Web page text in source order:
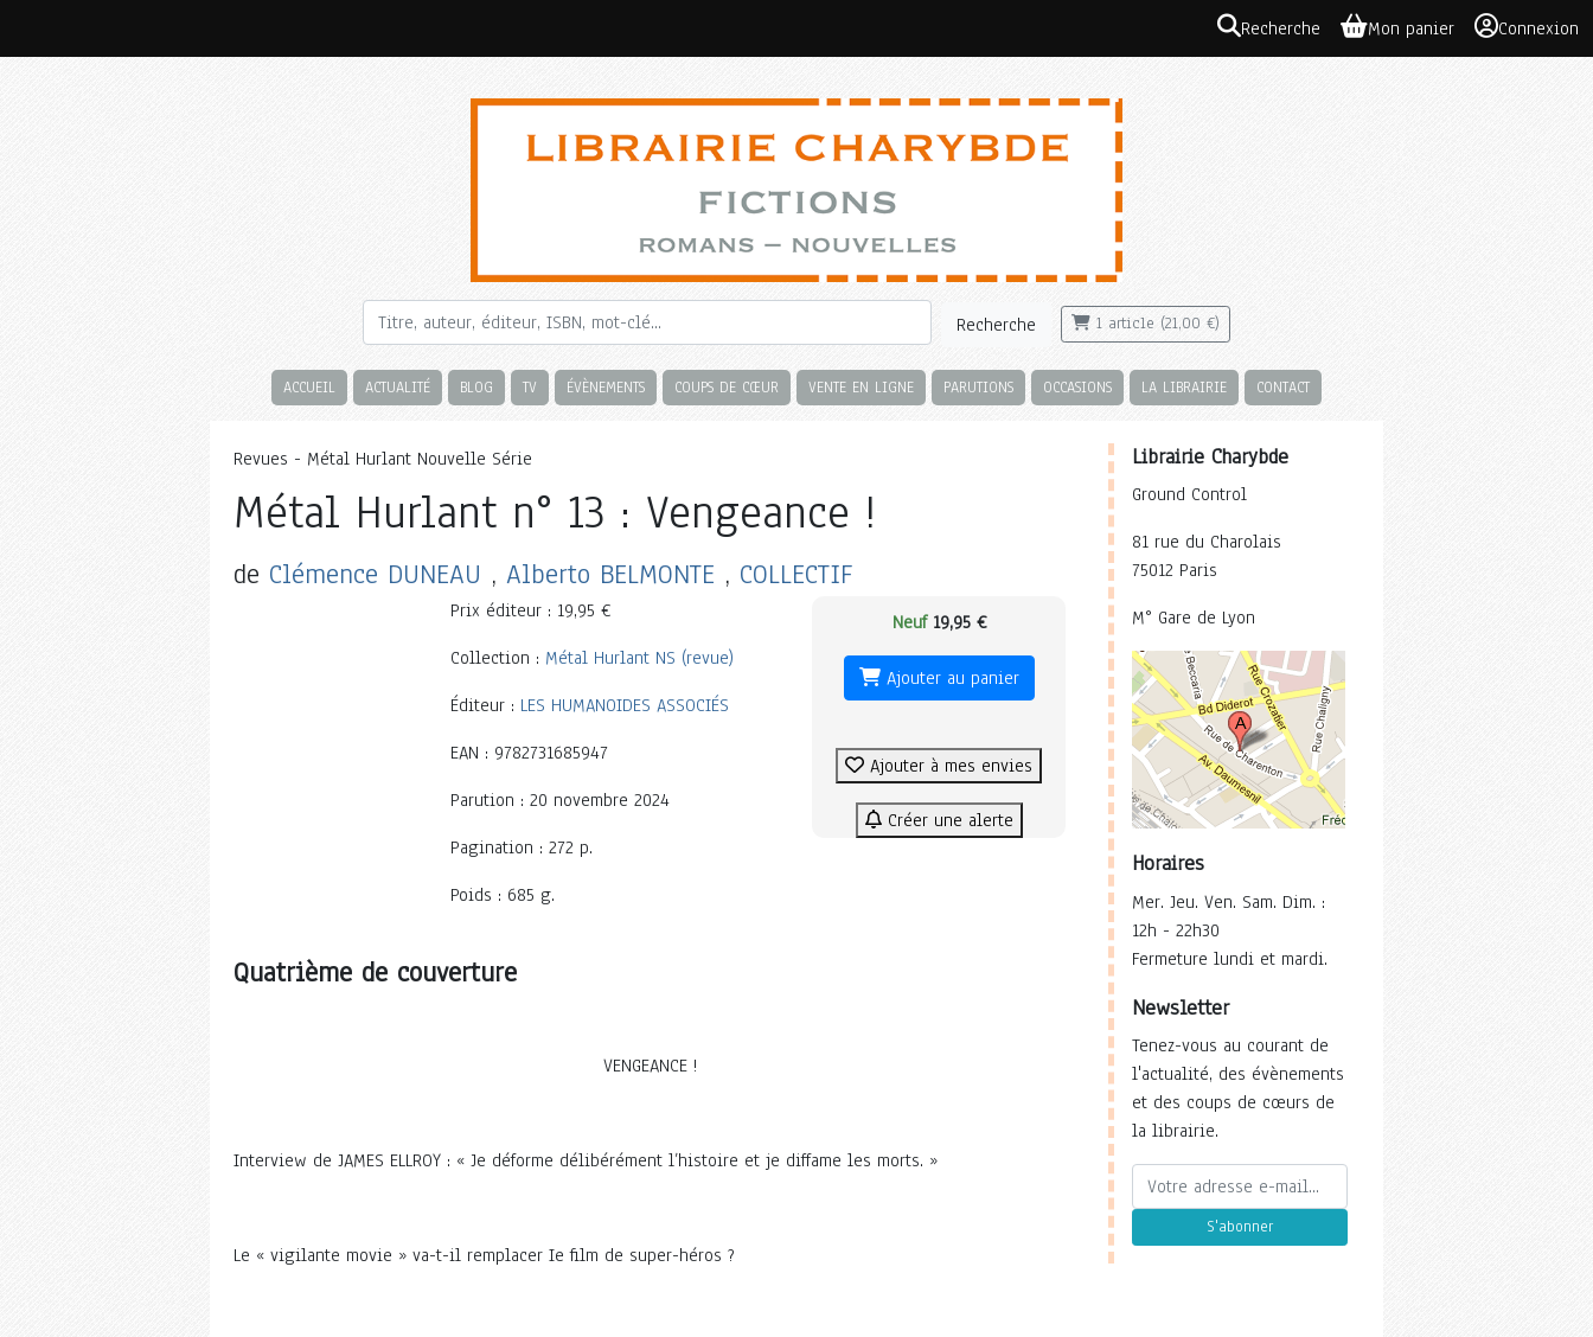
Recherche Mon panier Connexion
Recherche 1 article (21,00 €)
ACCUEIL ACTUALITÉ BLOG TV ÉVÈNEMENTS COUPS DE CŒUR VENTE EN LIGNE PARUTIONS OCCASIONS LA LIBRAIRIE CONTACT
Revues - Métal Hurlant Nouvelle Série
Métal Hurlant n° 13 : Vengeance !
de Clémence DUNEAU , Alberto BELMONTE , COLLECTIF
Prix éditeur : 19,95 €
Collection : Métal Hurlant NS (revue)
Éditeur : LES HUMANOIDES ASSOCIÉS
EAN : 9782731685947
Parution : 20 novembre 2024
Pagination : 272 p.
Poids : 685 g.
Neuf19,95 €
Ajouter au panier
Ajouter à mes envies
Créer une alerte
Quatrième de couverture
VENGEANCE !
Interview de JAMES ELLROY : « Je déforme délibérément l’histoire et je diffame les morts. »
Le « vigilante movie » va-t-il remplacer Ie film de super-héros ?
Librairie Charybde
Ground Control
81 rue du Charolais
75012 Paris
M° Gare de Lyon
Horaires
Mer. Jeu. Ven. Sam. Dim. :
12h - 22h30
Fermeture lundi et mardi.
Newsletter
Tenez-vous au courant de
l'actualité, des évènements
et des coups de cœurs de
la librairie.
S'abonner